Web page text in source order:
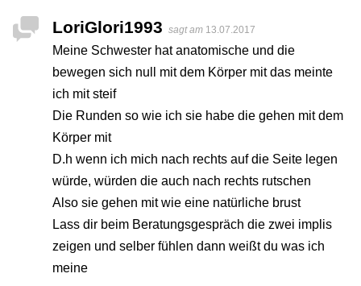
LoriGlori1993 sagt am 13.07.2017
Meine Schwester hat anatomische und die
bewegen sich null mit dem Körper mit das meinte
ich mit steif
Die Runden so wie ich sie habe die gehen mit dem
Körper mit
D.h wenn ich mich nach rechts auf die Seite legen
würde, würden die auch nach rechts rutschen
Also sie gehen mit wie eine natürliche brust
Lass dir beim Beratungsgespräch die zwei implis
zeigen und selber fühlen dann weißt du was ich
meine